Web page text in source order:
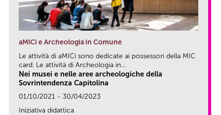
aMICi e Archeologia in Comune
Le attività di aMICi sono dedicate ai possessori della MIC
card. Le attività di Archeologia in...
Nei musei e nelle aree archeologiche della
Sovrintendenza Capitolina
01/10/2021 - 30/04/2023
Iniziativa didattica